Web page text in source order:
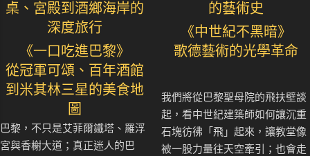
桌、宮殿到酒鄉海岸的
深度旅行
《一口吃進巴黎》
從冠軍可頌、百年酒館
到米其林三星的美食地
圖
巴黎，不只是艾菲爾鐵塔、羅浮
宮與香榭大道；真正迷人的巴
的藝術史
《中世紀不黑暗》
歌德藝術的光學革命
我們將從巴黎聖母院的飛扶壁談
起，看中世紀建築師如何讓沉重
石塊彷彿「飛」起來，讓教堂像
被一股力量往天空牽引；也會走